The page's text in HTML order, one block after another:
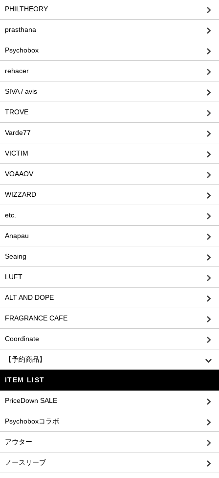
PHILTHEORY
prasthana
Psychobox
rehacer
SIVA / avis
TROVE
Varde77
VICTIM
VOAAOV
WIZZARD
etc.
Anapau
Seaing
LUFT
ALT AND DOPE
FRAGRANCE CAFE
Coordinate
【予約商品】
ITEM LIST
PriceDown SALE
Psychoboxコラボ
アウター
ノースリーブ